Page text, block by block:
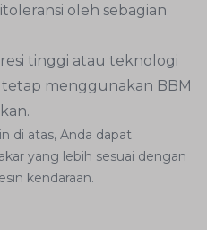
oleh sebagian
tinggi atau teknologi
menggunakan BBM
di atas, Anda dapat
yang lebih sesuai dengan
kendaraan.